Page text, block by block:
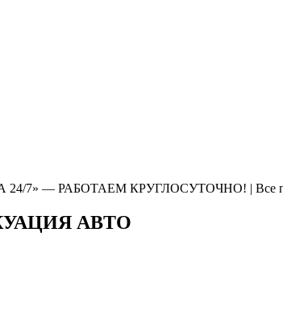
24/7» — РАБОТАЕМ КРУГЛОСУТОЧНО! | Все
АВТО